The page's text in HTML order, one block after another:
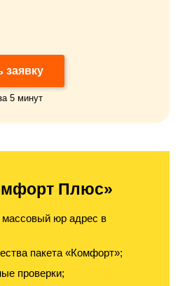
заявку
5 минут
Плюс»
юр адрес в
пакета «Комфорт»;
проверки;